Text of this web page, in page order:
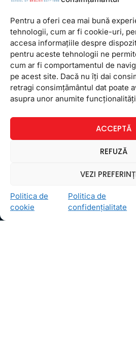
Pentru a oferi cea mai bună
tehnologii, cum ar fi cookie-uri,
accesa informațiile despre
pentru aceste tehnologii ne
cum ar fi comportamentul de
pe acest site. Dacă nu îți dai
retragi consimțământul dat poate
asupra unor anumite
ACCEPTĂ
REFUZĂ
VEZI
Politica de
cookie
Politica de
confidențialitate
Învaţă zâmbind.
Locații
FollowMe Dr. Taberei